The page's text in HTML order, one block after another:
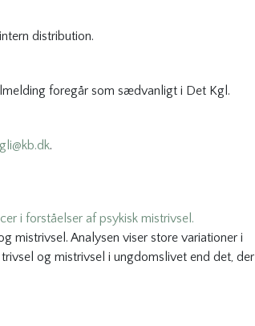
distribution.
foregår som sædvanligt i Det Kgl.
.
i forståelser af psykisk mistrivsel.
mistrivsel. Analysen viser store variationer i
og mistrivsel i ungdomslivet end det, der